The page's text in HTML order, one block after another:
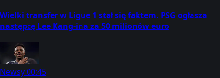
Wielki transfer w Ligue 1 stał się faktem. PSG ogłasza
następcę Lee Kang-ina za 50 milionów euro
Newsy00:45